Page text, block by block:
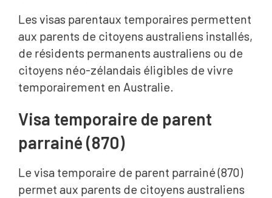
Les visas parentaux temporaires permettent
aux parents de citoyens australiens installés,
de résidents permanents australiens ou de
citoyens néo-zélandais éligibles de vivre
temporairement en Australie.
Visa temporaire de parent
parrainé (870)
Le visa temporaire de parent parrainé (870)
permet aux parents de citoyens australiens